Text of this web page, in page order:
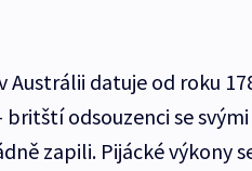
datuje od roku
odsouzenci se
zapili. Pijácké výkony